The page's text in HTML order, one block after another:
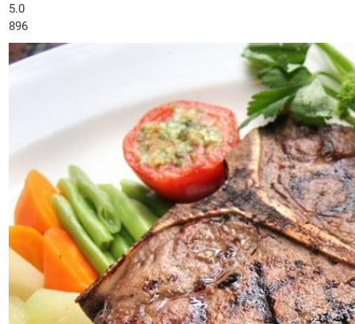
5.0
896